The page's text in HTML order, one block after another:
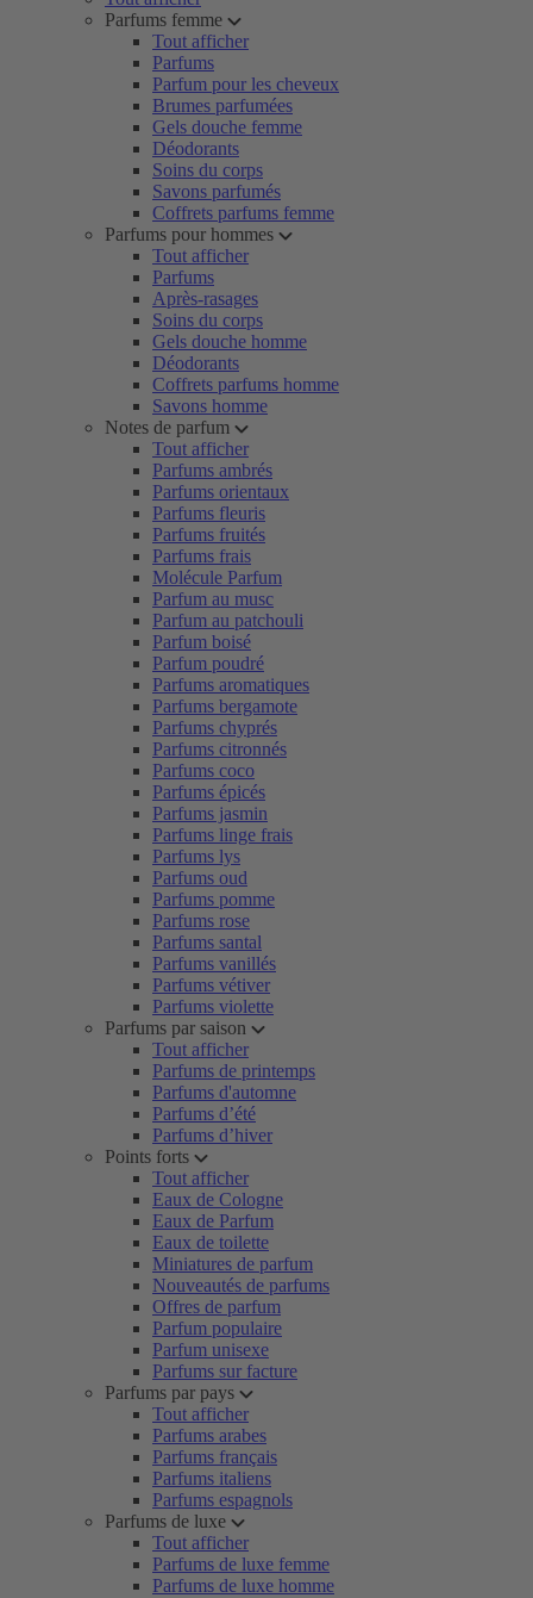
Parfums femme
Tout afficher
Parfums
Parfum pour les cheveux
Brumes parfumées
Gels douche femme
Déodorants
Soins du corps
Savons parfumés
Coffrets parfums femme
Parfums pour hommes
Tout afficher
Parfums
Après-rasages
Soins du corps
Gels douche homme
Déodorants
Coffrets parfums homme
Savons homme
Notes de parfum
Tout afficher
Parfums ambrés
Parfums orientaux
Parfums fleuris
Parfums fruités
Parfums frais
Molécule Parfum
Parfum au musc
Parfum au patchouli
Parfum boisé
Parfum poudré
Parfums aromatiques
Parfums bergamote
Parfums chyprés
Parfums citronnés
Parfums coco
Parfums épicés
Parfums jasmin
Parfums linge frais
Parfums lys
Parfums oud
Parfums pomme
Parfums rose
Parfums santal
Parfums vanillés
Parfums vétiver
Parfums violette
Parfums par saison
Tout afficher
Parfums de printemps
Parfums d'automne
Parfums d’été
Parfums d’hiver
Points forts
Tout afficher
Eaux de Cologne
Eaux de Parfum
Eaux de toilette
Miniatures de parfum
Nouveautés de parfums
Offres de parfum
Parfum populaire
Parfum unisexe
Parfums sur facture
Parfums par pays
Tout afficher
Parfums arabes
Parfums français
Parfums italiens
Parfums espagnols
Parfums de luxe
Tout afficher
Parfums de luxe femme
Parfums de luxe homme